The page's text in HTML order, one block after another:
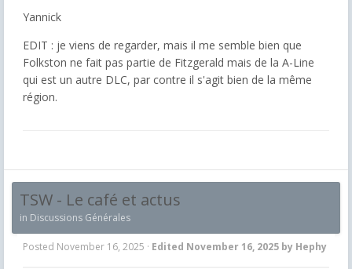
Yannick
EDIT : je viens de regarder, mais il me semble bien que
Folkston ne fait pas partie de Fitzgerald mais de la A-Line
qui est un autre DLC, par contre il s'agit bien de la même
région.
TSW - Le café et actus
in Discussions Générales
Posted November 16, 2025 · Edited November 16, 2025 by Hephy